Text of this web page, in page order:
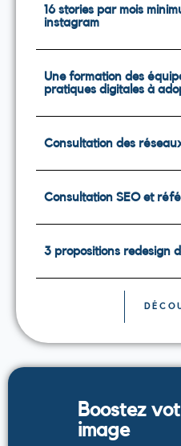
16 stories par mois
instagram
Une formation des
pratiques digitales à
Consultation des
Consultation SEO et
3 propositions redesign
Boostez
image